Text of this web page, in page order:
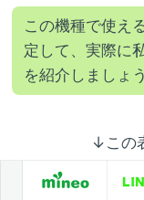
この機種で使え
定して、実際に
を紹介しましょう
↓この